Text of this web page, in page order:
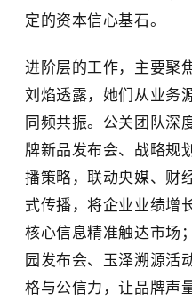
定的资本信心基石。
进阶层的工作，主要聚
刘焰透露，她们从业务
同频共振。公关团队深
牌新品发布会、战略规
播策略，联动央媒、财
式传播，将企业业绩增
核心信息精准触达市场
园发布会、玉泽溯源活
格与公信力，让品牌声